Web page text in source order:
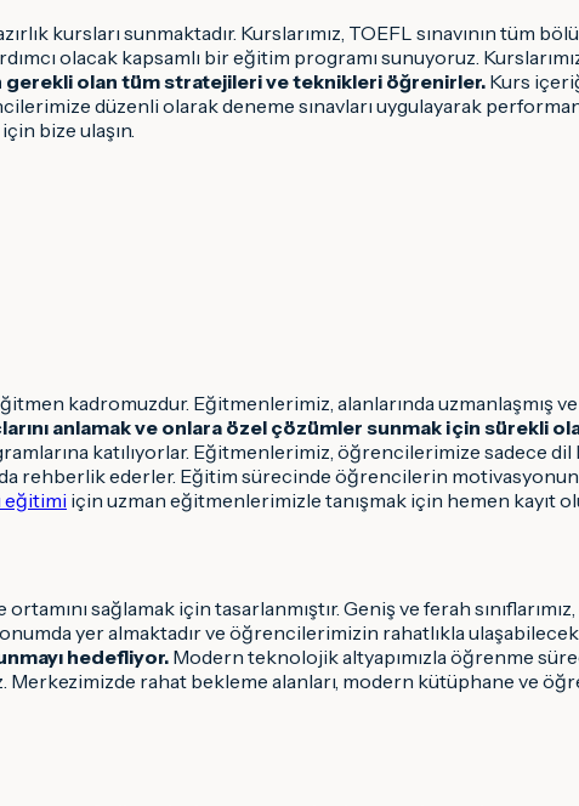
kursları sunmaktadır. Kurslarımız, TOEFL sınavının tüm
olacak kapsamlı bir eğitim programı sunuyoruz.
gerekli olan tüm stratejileri ve teknikleri öğrenirler. Kurs
düzenli olarak deneme sınavları uygulayarak
bize ulaşın.
kadromuzdur. Eğitmenlerimiz, alanlarında uzmanlaşmış ve
anlamak ve onlara özel çözümler sunmak için sürekli
katılıyorlar. Eğitmenlerimiz, öğrencilerimize sadece
da rehberlik ederler. Eğitim sürecinde öğrencilerin
eğitimi için uzman eğitmenlerimizle tanışmak için hemen kayıt
sağlamak için tasarlanmıştır. Geniş ve ferah
yer almaktadır ve öğrencilerimizin rahatlıkla
hedefliyor.Modern teknolojik altyapımızla öğrenme
rahat bekleme alanları, modern kütüphane ve